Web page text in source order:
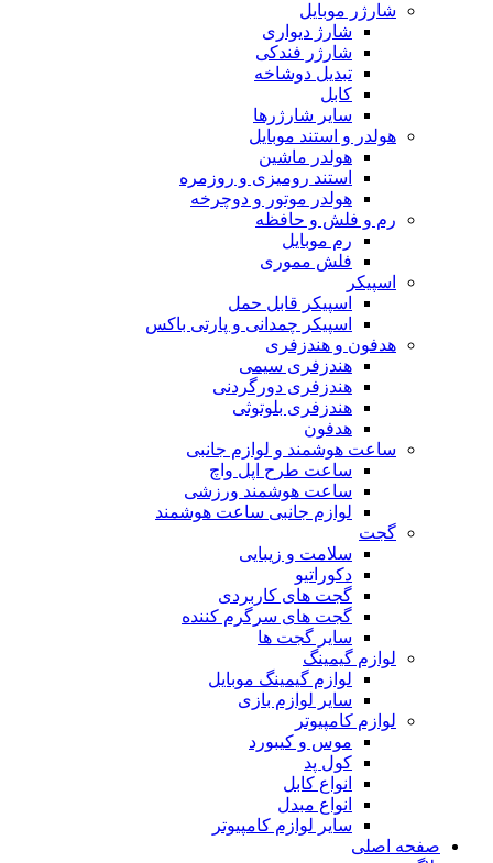
شارژر موبایل
شارژ دیواری
شارژر فندکی
تبدیل دوشاخه
کابل
سایر شارژرها
هولدر و استند موبایل
هولدر ماشین
استند رومیزی و روزمره
هولدر موتور و دوچرخه
رم و فلش و حافظه
رم موبایل
فلش مموری
اسپیکر
اسپیکر قابل حمل
اسپیکر چمدانی و پارتی باکس
هدفون و هندزفری
هندزفری سیمی
هندزفری دورگردنی
هندزفری بلوتوثی
هدفون
ساعت هوشمند و لوازم جانبی
ساعت طرح اپل واچ
ساعت هوشمند ورزشی
لوازم جانبی ساعت هوشمند
گجت
سلامت و زیبایی
دکوراتیو
گجت های کاربردی
گجت های سرگرم کننده
سایر گجت ها
لوازم گیمینگ
لوازم گیمینگ موبایل
سایر لوازم بازی
لوازم کامپیوتر
موس و کیبورد
کول پد
انواع کابل
انواع مبدل
سایر لوازم کامپیوتر
صفحه اصلی